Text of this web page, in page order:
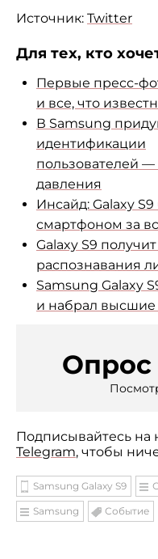
Источник: Twitter
Для тех, кто
Первые пресс-
и все, что
В Samsung
идентификации
пользователей —
давления
Инсайд: Galaxy
смартфоном за
Galaxy S9
распознавания
Samsung Galaxy
и набрал
Опрос
Подписывайтесь на
Telegram, чтобы
Samsung Galaxy S9
Samsung Событие